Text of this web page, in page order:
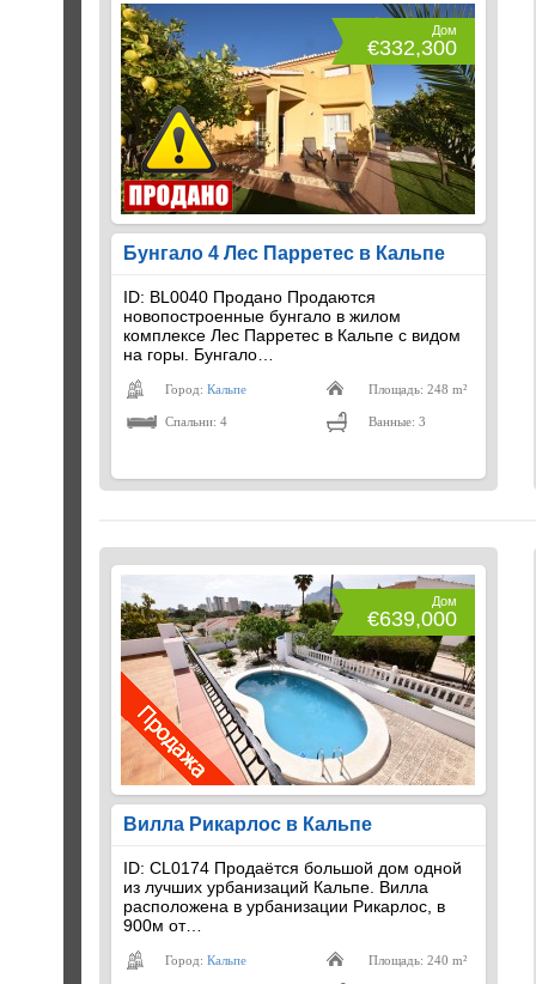
Дом
€332,300
Бунгало 4 Лес Парретес в Кальпе
ID: BL0040 Продано Продаются
новопостроенные бунгало в жилом
комплексе Лес Парретес в Кальпе с видом
на горы. Бунгало…
Город: Кальпе Площадь: 248 m²
Спальни: 4 Ванные: 3
Дом
€639,000
Вилла Рикарлос в Кальпе
ID: CL0174 Продаётся большой дом одной
из лучших урбанизаций Кальпе. Вилла
расположена в урбанизации Рикарлос, в
900м от…
Город: Кальпе Площадь: 240 m²